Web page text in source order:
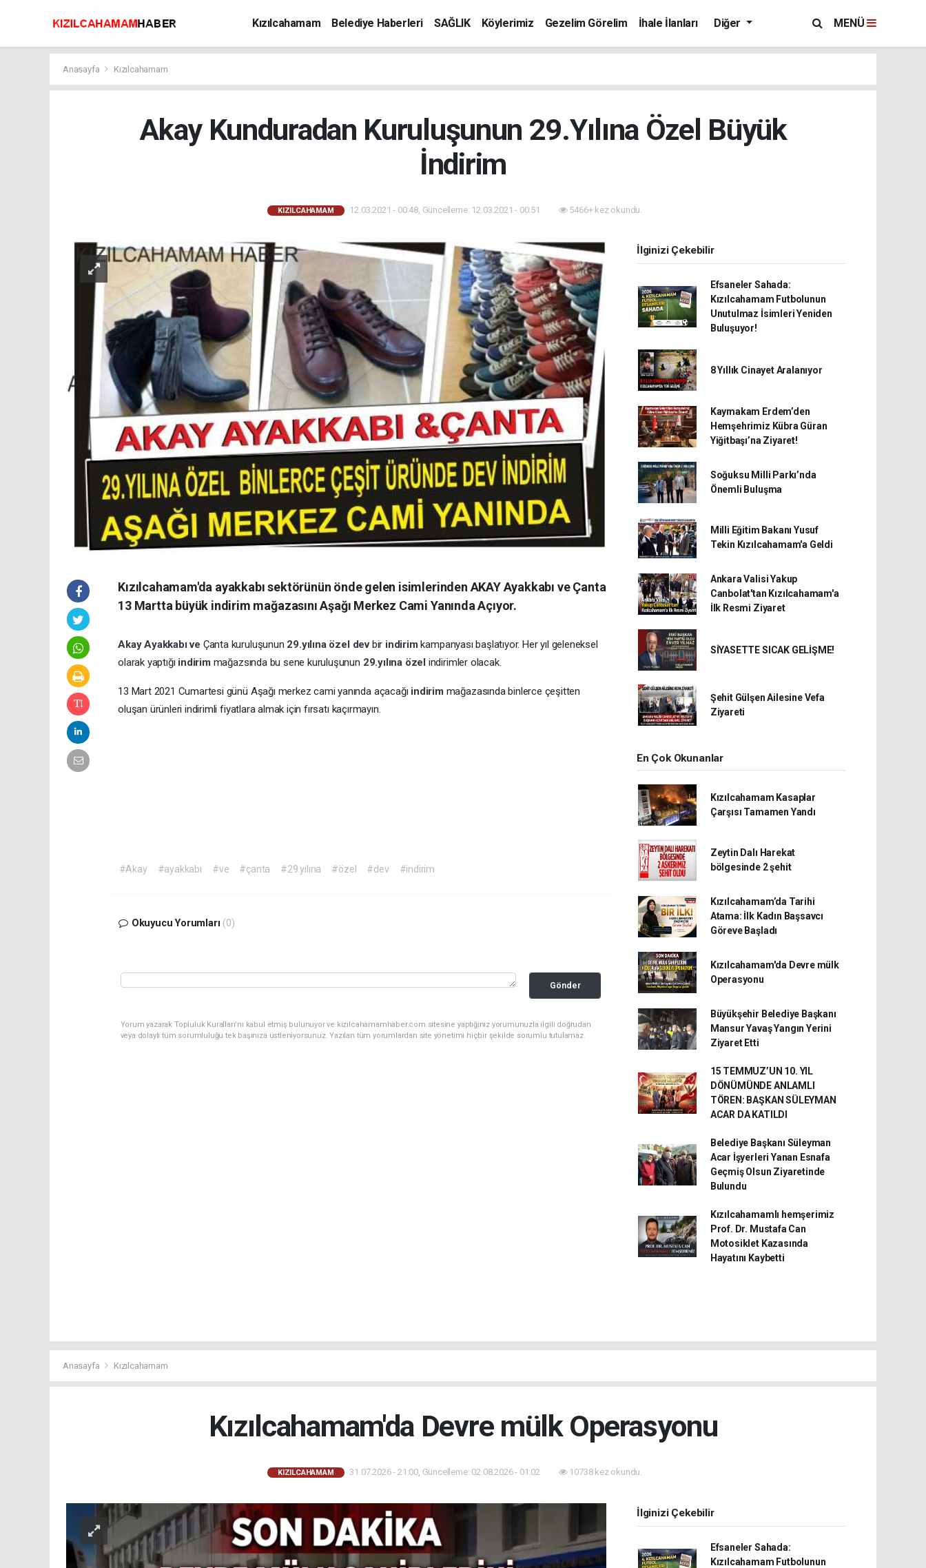
Kızılcahamam Belediye Haberleri SAĞLIK Köylerimiz Gezelim Görelim
İhale İlanları
Diğer MENÜ
Anasayfa Kızılcahamam
Akay Kunduradan Kuruluşunun 29.Yılına Özel Büyük
İndirim
KIZILCAHAMAM 12.03.2021 - 00:48, Güncelleme: 12.03.2021 - 00:51 5466+ kez okundu.
Kızılcahamam'da ayakkabı sektörünün önde gelen isimlerinden AKAY Ayakkabı ve Çanta
13 Martta büyük indirim mağazasını Aşağı Merkez Cami Yanında Açıyor.
AkayAyakkabıve Çanta kuruluşunun 29.yılına özel devbir indirimkampanyası başlatıyor. Her yıl geleneksel
olarak yaptığı indirim mağazsında bu sene kuruluşunun 29.yılına özel indirimler olacak.
13 Mart 2021 Cumartesi günü Aşağı merkez cami yanında açacağı indirim mağazasında binlerce çeşitten
oluşan ürünleri indirimli fiyatlara almak için fırsatı kaçırmayın.
#Akay #ayakkabı #ve #çanta #29.yılına #özel #dev #indirim
Okuyucu Yorumları (0)
Gönder
Yorum yazarak Topluluk Kuralları’nı kabul etmiş bulunuyor ve kizilcahamamhaber.com sitesine yaptığınız yorumunuzla ilgili doğrudan
veya dolaylı tüm sorumluluğu tek başınıza üstleniyorsunuz. Yazılan tüm yorumlardan site yönetimi hiçbir şekilde sorumlu tutulamaz.
İlginizi Çekebilir
Efsaneler Sahada:
Kızılcahamam Futbolunun
Unutulmaz İsimleri Yeniden
Buluşuyor!
8 Yıllık Cinayet Aralanıyor
Kaymakam Erdem’den
Hemşehrimiz Kübra Güran
Yiğitbaşı’na Ziyaret!
Soğuksu Milli Parkı’nda
Önemli Buluşma
Milli Eğitim Bakanı Yusuf
Tekin Kızılcahamam'a Geldi
Ankara Valisi Yakup
Canbolat'tan Kızılcahamam'a
İlk Resmi Ziyaret
SİYASETTE SICAK GELİŞME!
Şehit Gülşen Ailesine Vefa
Ziyareti
En Çok Okunanlar
Kızılcahamam Kasaplar
Çarşısı Tamamen Yandı
Zeytin Dalı Harekat
bölgesinde 2 şehit
Kızılcahamam’da Tarihi
Atama: İlk Kadın Başsavcı
Göreve Başladı
Kızılcahamam'da Devre mülk
Operasyonu
Büyükşehir Belediye Başkanı
Mansur Yavaş Yangın Yerini
Ziyaret Etti
15 TEMMUZ’UN 10. YIL
DÖNÜMÜNDE ANLAMLI
TÖREN: BAŞKAN SÜLEYMAN
ACAR DA KATILDI
Belediye Başkanı Süleyman
Acar İşyerleri Yanan Esnafa
Geçmiş Olsun Ziyaretinde
Bulundu
Kızılcahamamlı hemşerimiz
Prof. Dr. Mustafa Can
Motosiklet Kazasında
Hayatını Kaybetti
Anasayfa Kızılcahamam
Kızılcahamam'da Devre mülk Operasyonu
KIZILCAHAMAM 31.07.2026 - 21:00, Güncelleme: 02.08.2026 - 01:02 10738 kez okundu.
İlginizi Çekebilir
Efsaneler Sahada:
Kızılcahamam Futbolunun